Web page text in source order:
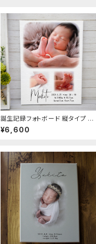
誕生記録フォトボード 縦タイプ あ
んよ おてて キャンバスボード 33×
24cm 出産祝い 内祝い 記念ボー
¥6,600